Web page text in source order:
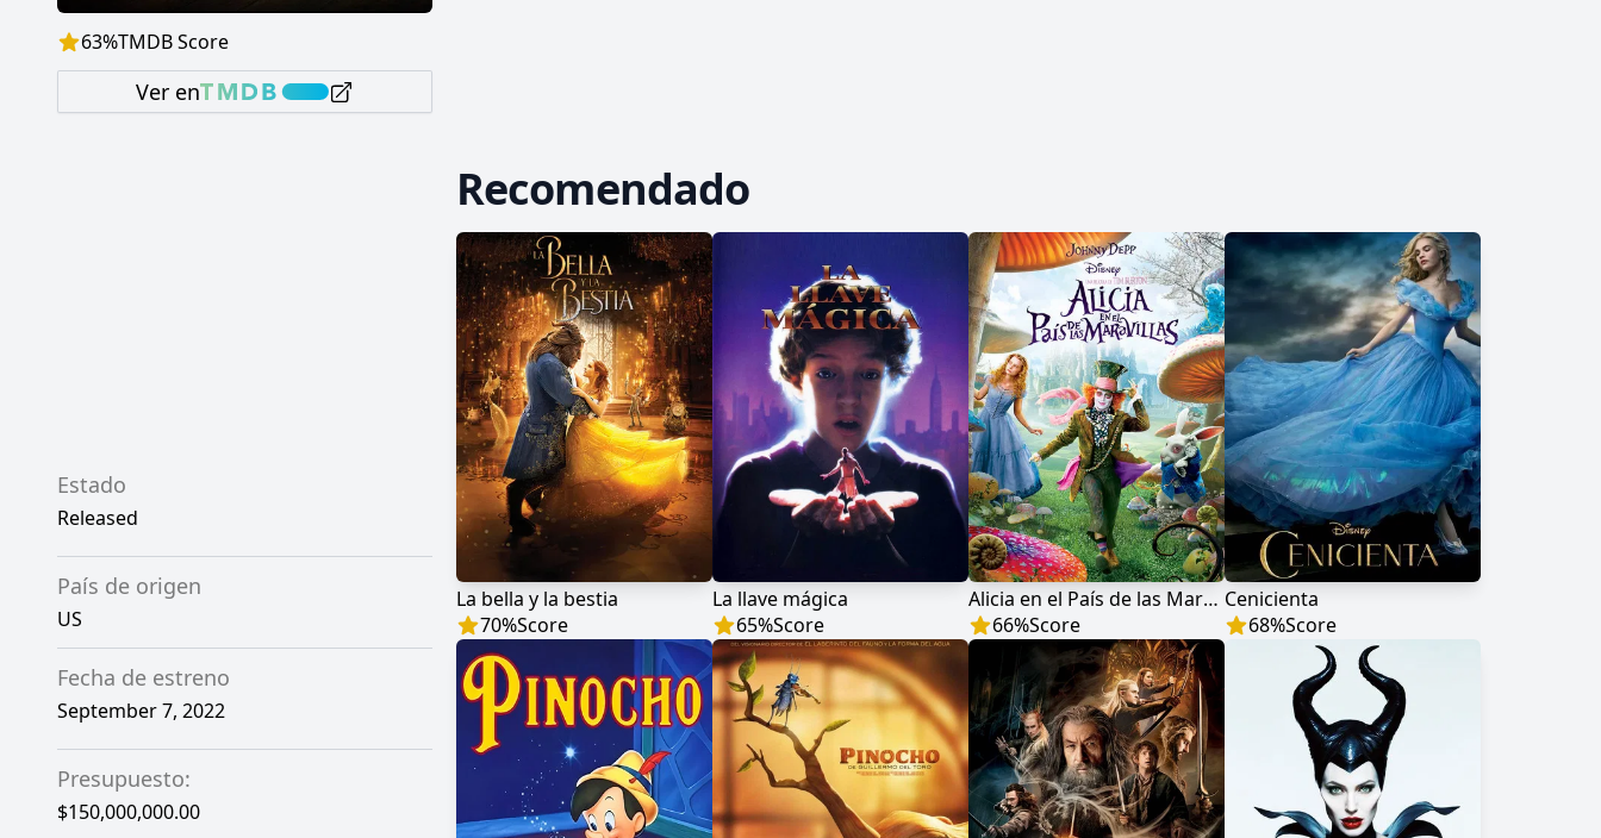
63%TMDB Score
Ver en
Estado
Released
País de origen
US
Fecha de estreno
September 7, 2022
Presupuesto:
$150,000,000.00
Recomendado
La bella y la bestia
70%Score
La llave mágica
65%Score
Alicia en el País de las Maravillas
66%Score
Cenicienta
68%Score